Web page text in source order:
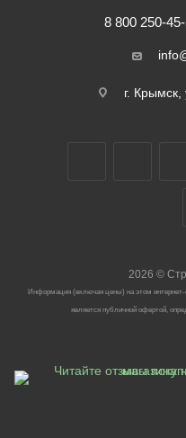
8 800 250-
г.
2026 ©
Информация (включая цены) на этом интернет-
является публичной офертой,